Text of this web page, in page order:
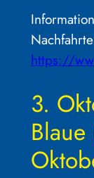
https://
3.